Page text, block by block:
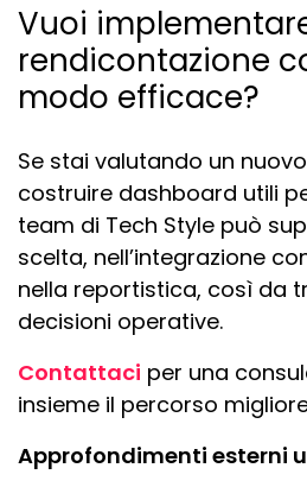
Vuoi
rendicontazione
modo efficace?
Se stai valutando un
costruire dashboard utili
team di Tech Style può
scelta, nell’integrazione
nella reportistica, così da
decisioni operative.
Contattaci per una
insieme il percorso
Approfondimenti esterni